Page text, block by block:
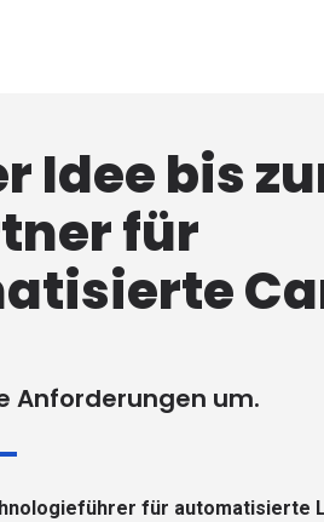
Idee bis
für
Anforderungen um.
für automatisierte